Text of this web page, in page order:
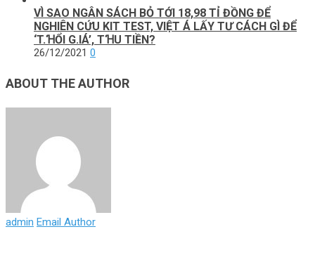
VÌ SAO NGÂN SÁCH BỎ TỚI 18,98 TỈ ĐỒNG ĐỂ
NGHIÊN CỨU KIT TEST, VIỆT Á LẤY TƯ CÁCH GÌ ĐỂ
‘T.ꞪỔI G.IÁ’, TꞪU TIỀN?
26/12/2021 0
ABOUT THE AUTHOR
admin Email Author